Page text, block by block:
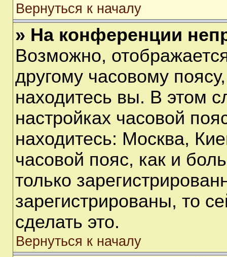
Вернуться к началу
» На конференции
Возможно,
другому часовому
находитесь вы. В этом
настройках часовой
находитесь: Москва,
часовой пояс, как и
только
зарегистрированы, то
сделать это.
Вернуться к началу